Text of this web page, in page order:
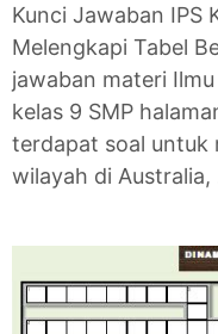
Kunci Jawaban IPS
Melengkapi Tabel
jawaban materi
kelas 9 SMP
terdapat soal untuk
wilayah di